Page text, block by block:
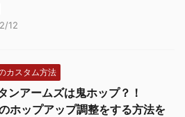
12
カスタム方法
ンアームズは鬼ホップ？！
ホップアップ調整をする方法を